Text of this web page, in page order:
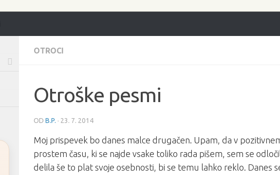
OTROCI
Otroške pesmi
OD B.P. · 23. 7. 2014
Moj prispevek bo danes malce drugačen. Upam, da v
prostem času, ki se najde vsake toliko rada pišem, sem se
delila še to plat svoje osebnosti, bi se temu lahko reklo. Danes